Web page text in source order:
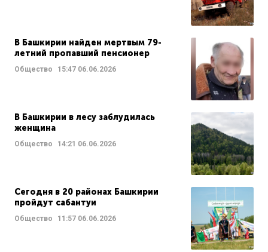
В Башкирии найден мертвым 79-
летний пропавший пенсионер
Общество 15:47 06.06.2026
В Башкирии в лесу заблудилась
женщина
Общество 14:21 06.06.2026
Сегодня в 20 районах Башкирии
пройдут сабантуи
Общество 11:57 06.06.2026